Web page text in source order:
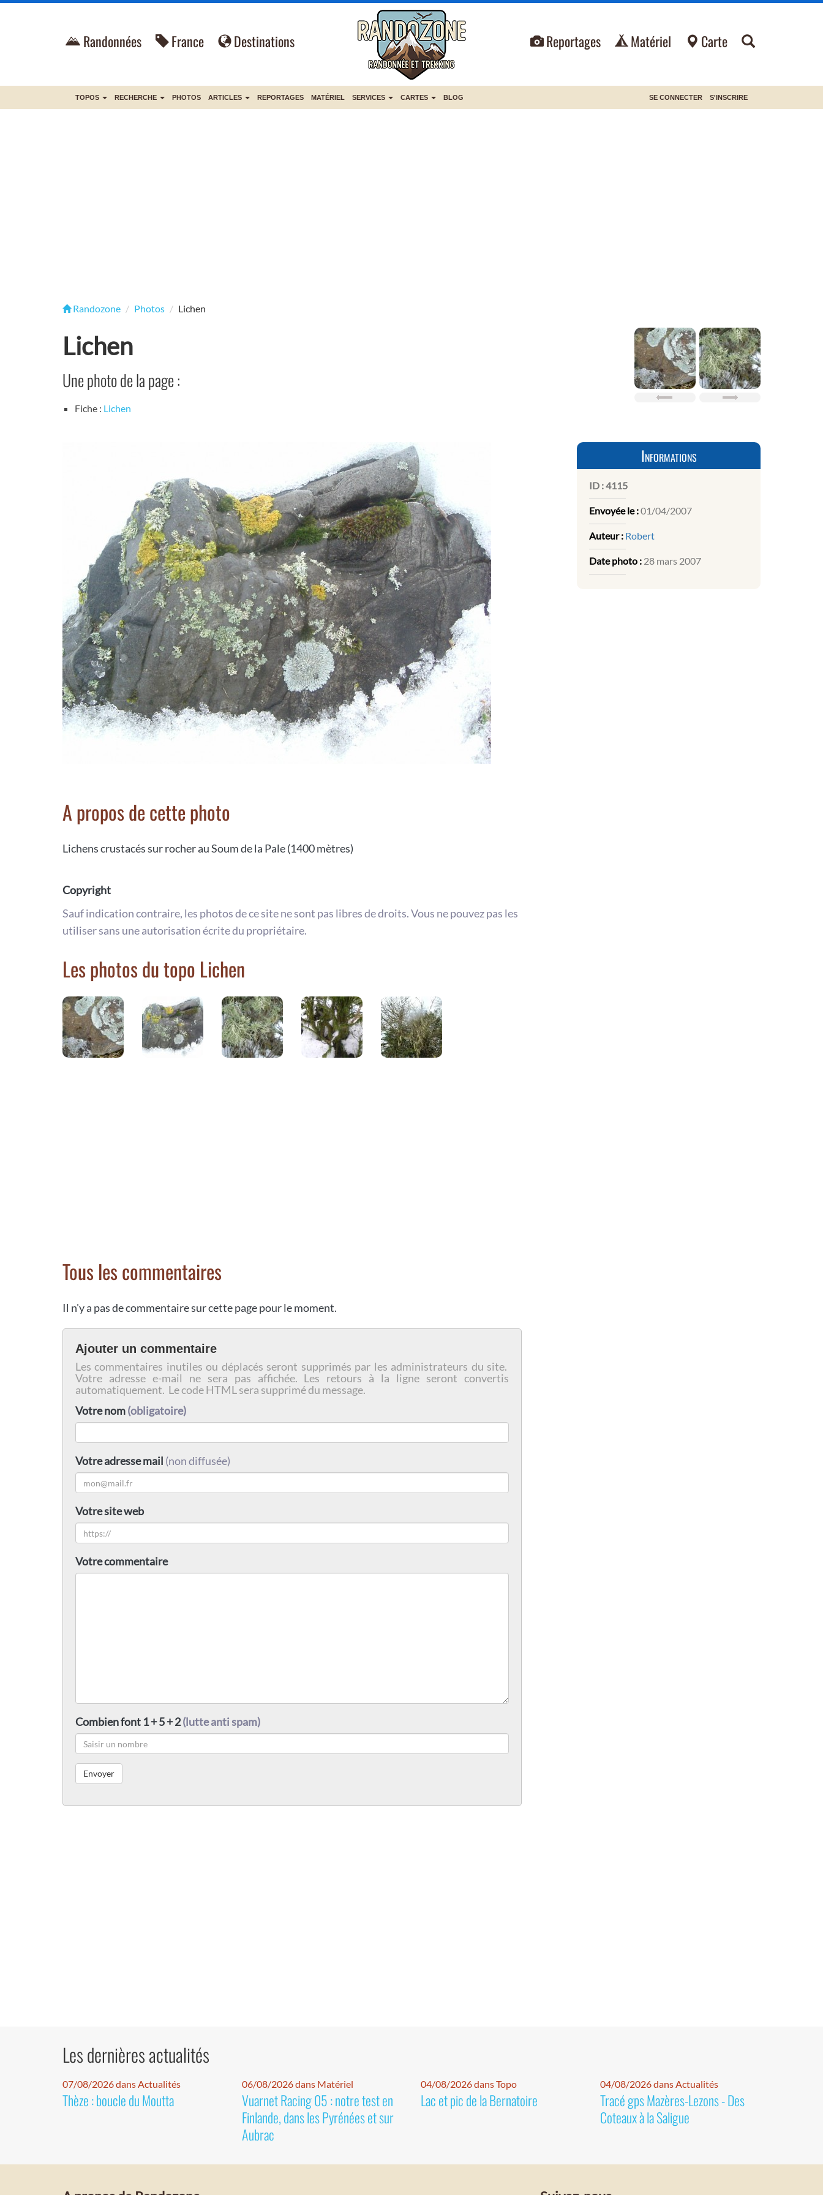
Randonnées France Destinations Reportages Matériel Carte
TOPOS RECHERCHE PHOTOS ARTICLES REPORTAGES MATÉRIEL SERVICES CARTES BLOG SE CONNECTER S'INSCRIRE
Randozone Photos Lichen
Lichen
Une photo de la page :
Fiche : Lichen
A propos de cette photo
Lichens crustacés sur rocher au Soum de la Pale (1400 mètres)
Copyright
Sauf indication contraire, les photos de ce site ne sont pas libres de droits. Vous ne pouvez pas les
utiliser sans une autorisation écrite du propriétaire.
Les photos du topo Lichen
Tous les commentaires
Il n'y a pas de commentaire sur cette page pour le moment.
Ajouter un commentaire
Les commentaires inutiles ou déplacés seront supprimés par les administrateurs du site.
Votre adresse e-mail ne sera pas affichée. Les retours à la ligne seront convertis
automatiquement. Le code HTML sera supprimé du message.
Votre nom(obligatoire)
Votre adresse mail (non diffusée)
Votre site web
Votre commentaire
Combien font 1 + 5 + 2(lutte anti spam)
Informations
ID :4115
Envoyée le :01/04/2007
Auteur : Robert
Date photo : 28 mars 2007
Les dernières actualités
07/08/2026 dans Actualités
Thèze : boucle du Moutta
06/08/2026 dans Matériel
Vuarnet Racing 05 : notre test en
Finlande, dans les Pyrénées et sur
Aubrac
04/08/2026 dans Topo
Lac et pic de la Bernatoire
04/08/2026 dans Actualités
Tracé gps Mazères-Lezons - Des
Coteaux à la Saligue